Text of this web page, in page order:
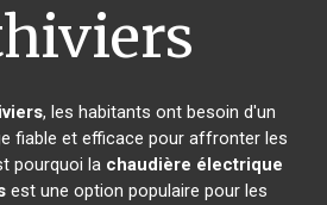
, les habitants ont besoin d'un
fiable et efficace pour affronter les
pourquoi la chaudière électrique
est une option populaire pour les